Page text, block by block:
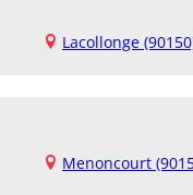
Lacollonge
Menoncourt